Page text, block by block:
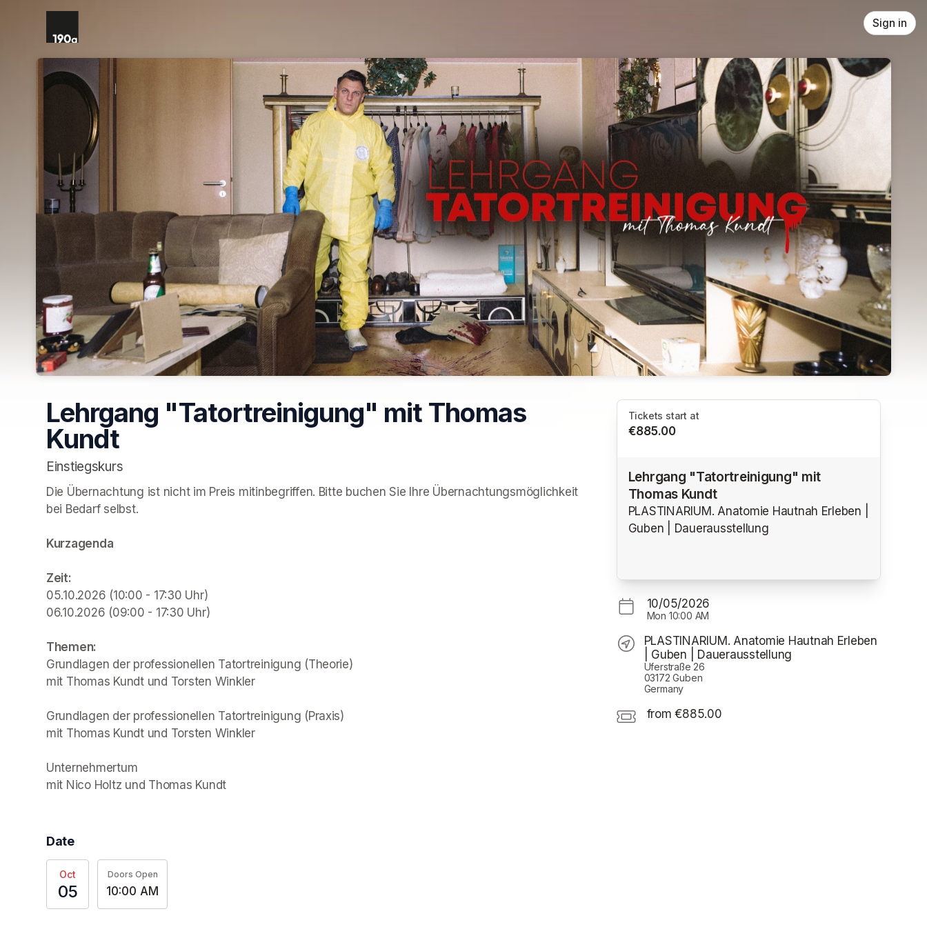
Skip header
Sign in
Lehrgang "Tatortreinigung" mit Thomas
Kundt
Einstiegskurs
Die Übernachtung ist nicht im Preis mitinbegriffen. Bitte buchen Sie Ihre Übernachtungsmöglichkeit
bei Bedarf selbst.
Kurzagenda
Zeit:
05.10.2026 (10:00 - 17:30 Uhr)
06.10.2026 (09:00 - 17:30 Uhr)
Themen:
Grundlagen der professionellen Tatortreinigung (Theorie)
mit Thomas Kundt und Torsten Winkler
Grundlagen der professionellen Tatortreinigung (Praxis)
mit Thomas Kundt und Torsten Winkler
Unternehmertum
mit Nico Holtz und Thomas Kundt
Date
Oct
05
Doors Open
10:00 AM
Tickets start at
€885.00
Lehrgang "Tatortreinigung" mit
Thomas Kundt
PLASTINARIUM. Anatomie Hautnah Erleben |
Guben | Dauerausstellung
10/05/2026
Mon 10:00 AM
PLASTINARIUM. Anatomie Hautnah Erleben
| Guben | Dauerausstellung
Uferstraße 26
03172 Guben
Germany
from €885.00